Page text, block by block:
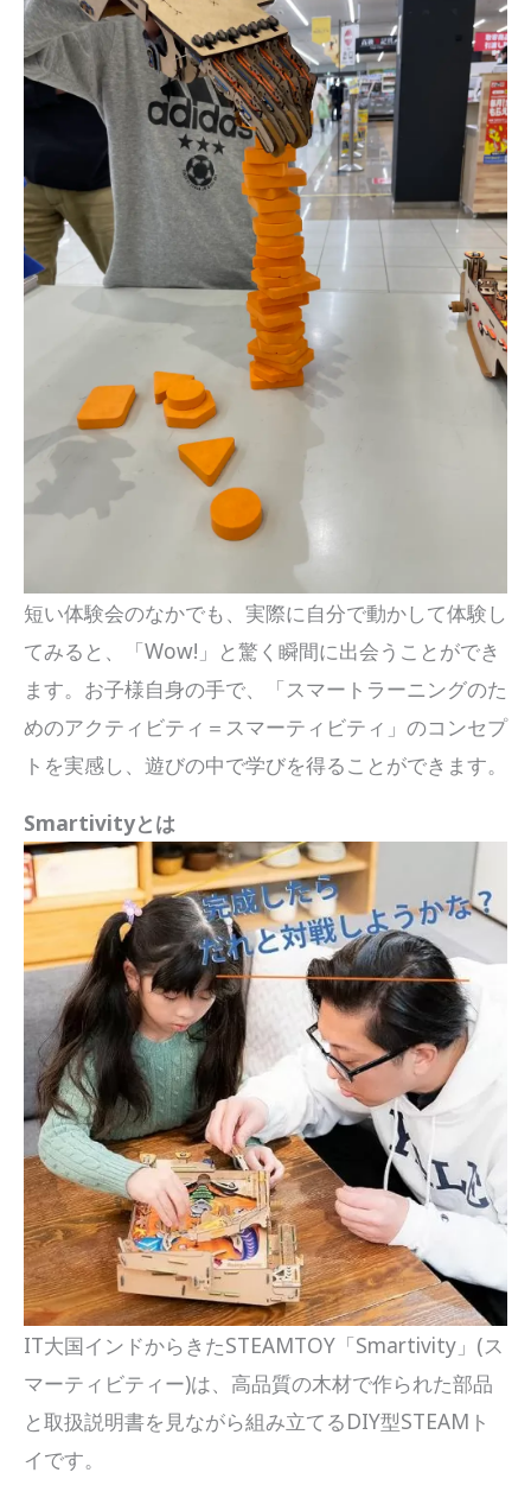
短い体験会のなかでも、実際に自分で動かして体験し
てみると、「Wow!」と驚く瞬間に出会うことができ
ます。お子様自身の手で、「スマートラーニングのた
めのアクティビティ＝スマーティビティ」のコンセプ
トを実感し、遊びの中で学びを得ることができます。
Smartivityとは
IT大国インドからきたSTEAMTOY「Smartivity」(ス
マーティビティー)は、高品質の木材で作られた部品
と取扱説明書を見ながら組み立てるDIY型STEAMト
イです。